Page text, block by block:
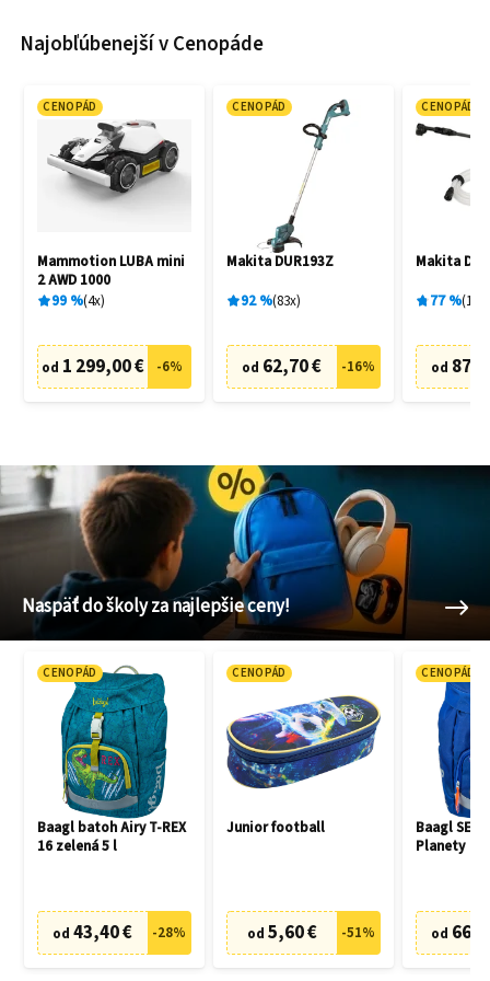
Najobľúbenejší v Cenopáde
CENOPÁD
Mammotion LUBA mini
2 AWD 1000
99% 4x
od 1 299,00 € -6%
CENOPÁD
Makita DUR193Z
92% 83x
od 62,70 € -16%
CENOPÁD
Makita
77% 19
od
Naspäť do školy za najlepšie ceny!
CENOPÁD
Baagl batoh Airy T-REX
16 zelená 5 l
od 43,40 € -28%
CENOPÁD
Junior football
od 5,60 € -51%
CENOPÁD
Baagl SET
Planety
od